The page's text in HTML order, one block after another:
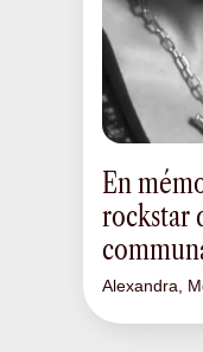
En
rockstar
Alexandra,